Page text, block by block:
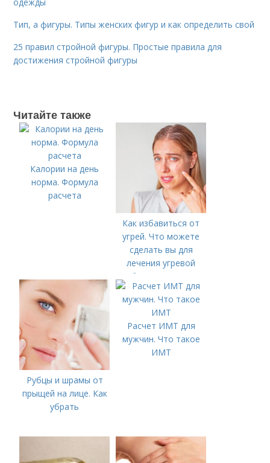
Тип, а фигуры. Типы женских фигур и как определить свой
25 правил стройной фигуры. Простые правила для
достижения стройной фигуры
Читайте также
Калории на день
норма. Формула
расчета
Как избавиться от
угрей. Что можете
сделать вы для
лечения угревой
болезни (акне)
Рубцы и шрамы от
прыщей на лице. Как
убрать
Расчет ИМТ для
мужчин. Что такое
ИМТ